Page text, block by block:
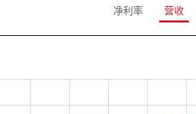
净利率 营收